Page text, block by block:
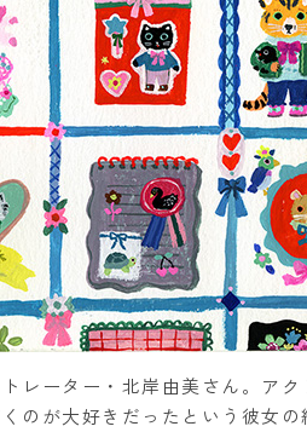
レーター・北岸由美さん。ア
のが大好きだったという彼女